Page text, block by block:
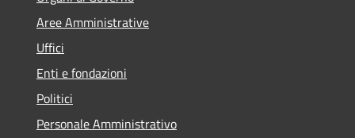
Aree Amministrative
Uffici
Enti e fondazioni
Politici
Personale Amministrativo